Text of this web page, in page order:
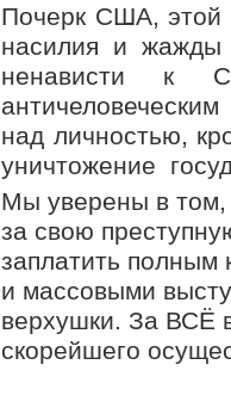
Почерк США, этой
насилия и жажды
ненависти к
над личностью,
уничтожение
Мы уверены в том,
за свою
заплатить
и массовыми
верхушки. За ВСЁ
скорейшего